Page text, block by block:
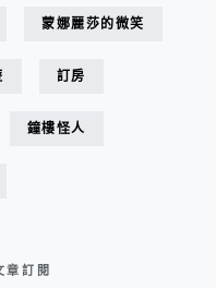
蒙娜麗莎的微笑
訂房
鐘樓怪人
章訂閱